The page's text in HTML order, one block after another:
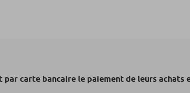
carte bancaire le paiement de leurs achats